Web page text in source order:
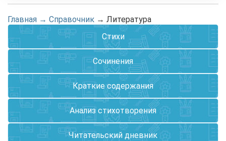
Главная → Справочник → Литература
Стихи
Сочинения
Краткие содержания
Анализ стихотворения
Читательский дневник